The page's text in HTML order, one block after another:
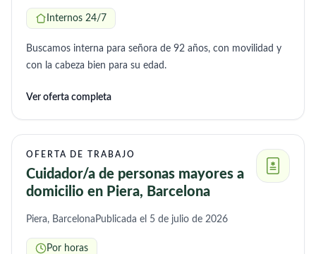
Internos 24/7
Buscamos interna para señora de 92 años, con movilidad y
con la cabeza bien para su edad.
Ver oferta completa
OFERTA DE TRABAJO
Cuidador/a de personas mayores a
domicilio en Piera, Barcelona
Piera, Barcelona Publicada el 5 de julio de 2026
Por horas